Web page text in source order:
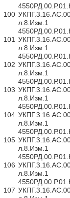
100
л.8.Изм.1
101
л.8.Изм.1
102
л.8.Изм.1
103
л.8.Изм.1
104
л.8.Изм.1
105
л.8.Изм.1
106
л.8.Изм.1
107